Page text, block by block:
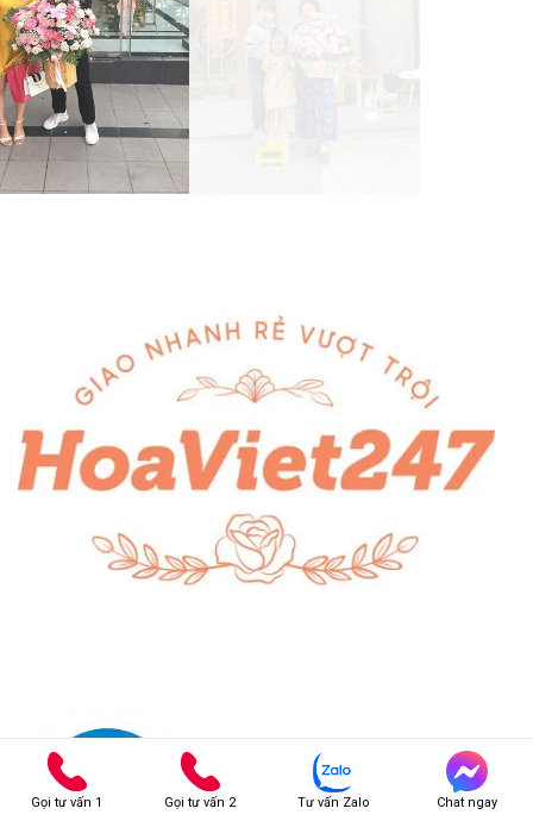
Gọi tư vấn 1 Gọi tư vấn 2 Tư vấn Zalo Chat ngay